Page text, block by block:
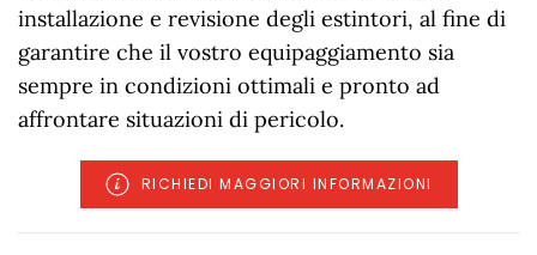
installazione e revisione degli estintori, al fine di
garantire che il vostro equipaggiamento sia
sempre in condizioni ottimali e pronto ad
affrontare situazioni di pericolo.
RICHIEDI MAGGIORI INFORMAZIONI